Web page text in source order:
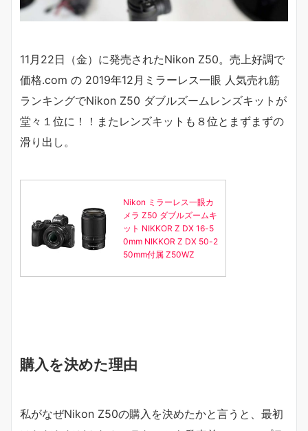
11月22日（金）に発売されたNikon Z50。売上好調で
価格.com の 2019年12月ミラーレス一眼 人気売れ筋
ランキングでNikon Z50 ダブルズームレンズキットが
堂々１位に！！またレンズキットも８位とまずまずの
滑り出し。
Nikon ミラーレス一眼カ
メラ Z50 ダブルズームキ
ット NIKKOR Z DX 16-5
0mm NIKKOR Z DX 50-2
50mm付属 Z50WZ
購入を決めた理由
私がなぜNikon Z50の購入を決めたかと言うと、最初